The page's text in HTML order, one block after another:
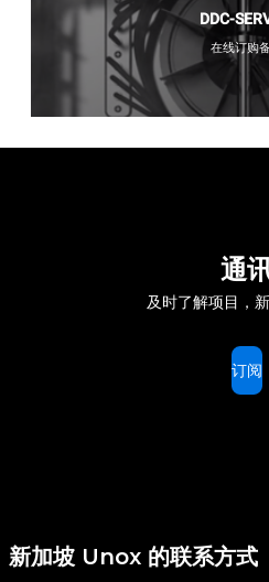
DDC-
在线订购
通
及时了解项目，
订阅
新加坡 Unox 的联系方式